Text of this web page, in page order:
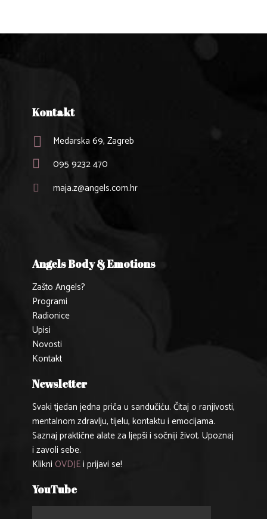
Kontakt
Medarska 69, Zagreb
095 9232 470
maja.z@angels.com.hr
Angels Body & Emotions
Zašto Angels?
Programi
Radionice
Upisi
Novosti
Kontakt
Newsletter
Svaki tjedan jedna priča u sandučiću. Čitaj o ranjivosti,
mentalnom zdravlju, tijelu, kontaktu i emocijama.
Saznaj praktične alate za ljepši i sočniji život. Upoznaj
i zavoli sebe.
Klikni OVDJEi prijavi se!
YouTube